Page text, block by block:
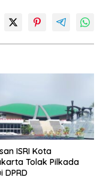
ISRI Kota
Tolak Pilkada
DPRD